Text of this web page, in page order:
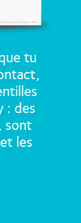
tu
: des
sont
les